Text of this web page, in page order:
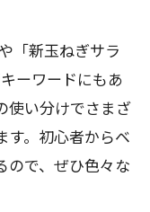
「新玉ねぎサラ
ーワードにもあ
使い分けでさまざ
す。初心者からベ
ので、ぜひ色々な